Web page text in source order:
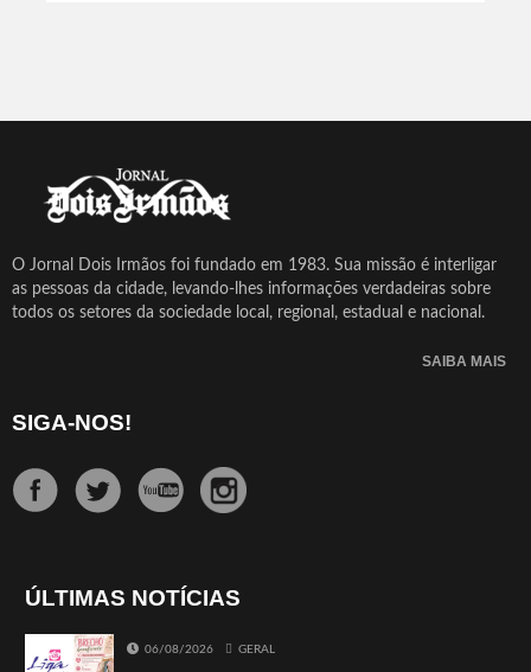
O Jornal Dois Irmãos foi fundado em 1983. Sua missão é interligar
as pessoas da cidade, levando-lhes informações verdadeiras sobre
todos os setores da sociedade local, regional, estadual e nacional.
SAIBA MAIS
SIGA-NOS!
ÚLTIMAS NOTÍCIAS
06/08/2026 GERAL